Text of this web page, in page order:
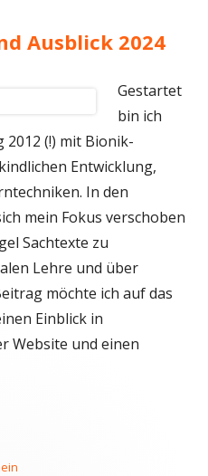
Ausblick 2024
Gestartet
bin ich
(!) mit Bionik-
Entwicklung,
In den
mein Fokus verschoben
Sachtexte zu
Lehre und über
möchte ich auf das
Einblick in
Website und einen
und Ausblick 2024"